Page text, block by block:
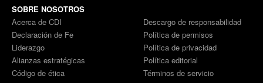
SOBRE NOSOTROS
Acerca de CDI
Declaración de Fe
Liderazgo
Alianzas estratégicas
Código de ética
Descargo de responsabilidad
Política de permisos
Política de privacidad
Política editorial
Términos de servicio